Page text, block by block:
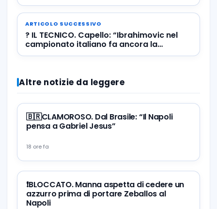
ARTICOLO SUCCESSIVO
? IL TECNICO. Capello: “Ibrahimovic nel
campionato italiano fa ancora la
differenza”
Altre notizie da leggere
🇧🇷CLAMOROSO. Dal Brasile: “Il Napoli
pensa a Gabriel Jesus”
18 ore fa
❗️BLOCCATO. Manna aspetta di cedere un
azzurro prima di portare Zeballos al
Napoli